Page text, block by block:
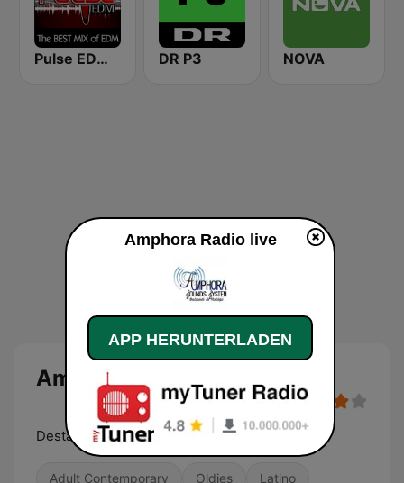
Pulse EDM Dance Music DR P3 NOVA
Amphora Radio
Destapando la Nostalgia
Adult Contemporary Oldies Latino
Amphora Radio live
APP HERUNTERLADEN